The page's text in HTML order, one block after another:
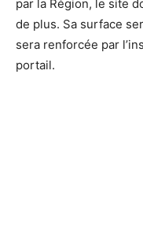
par la Région, le site
de plus. Sa surface
sera renforcée par
portail.